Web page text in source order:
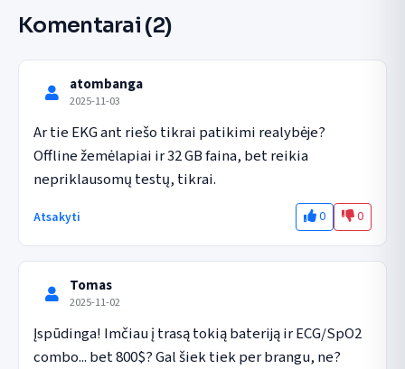
Komentarai (2)
atombanga
2025-11-03
Ar tie EKG ant riešo tikrai patikimi realybėje?
Offline žemėlapiai ir 32 GB faina, bet reikia
nepriklausomų testų, tikrai.
Atsakyti 0 0
Tomas
2025-11-02
Įspūdinga! Imčiau į trasą tokią bateriją ir ECG/SpO2
combo... bet 800$? Gal šiek tiek per brangu, ne?